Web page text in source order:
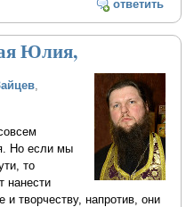
ответить
Юлия,
Но если мы
то
нанести
творчеству, напротив, они